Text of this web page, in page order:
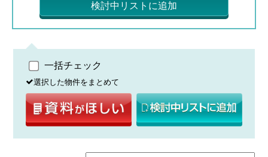
検討中リストに追加
一括チェック
選択した物件をまとめて